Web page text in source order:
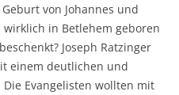
von Johannes und
wirklich in Betlehem geboren
Joseph Ratzinger
einem deutlichen und
Evangelisten wollten mit